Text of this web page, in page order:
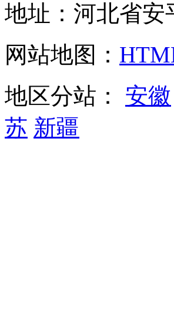
地址：河北省安
网站地图：
地区分站： 安徽
苏 新疆